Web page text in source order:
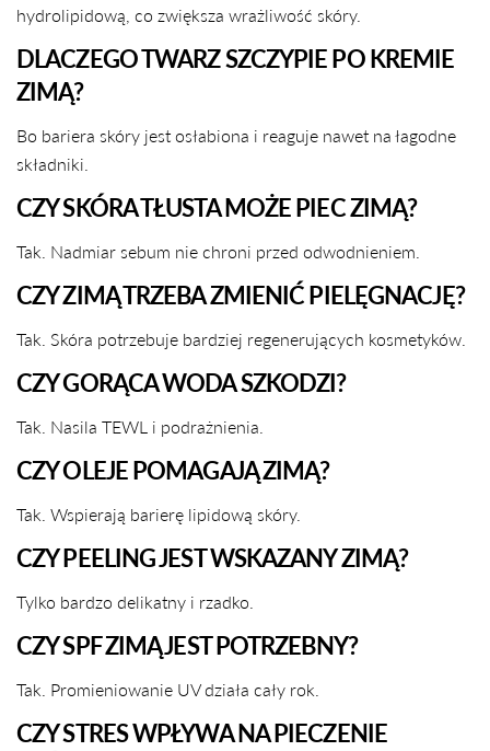
hydrolipidową, co zwiększa wrażliwość skóry.
DLACZEGO TWARZ SZCZYPIE PO KREMIE
ZIMĄ?
Bo bariera skóry jest osłabiona i reaguje nawet na łagodne
składniki.
CZY SKÓRA TŁUSTA MOŻE PIEC ZIMĄ?
Tak. Nadmiar sebum nie chroni przed odwodnieniem.
CZY ZIMĄ TRZEBA ZMIENIĆ PIELĘGNACJĘ?
Tak. Skóra potrzebuje bardziej regenerujących kosmetyków.
CZY GORĄCA WODA SZKODZI?
Tak. Nasila TEWL i podrażnienia.
CZY OLEJE POMAGAJĄ ZIMĄ?
Tak. Wspierają barierę lipidową skóry.
CZY PEELING JEST WSKAZANY ZIMĄ?
Tylko bardzo delikatny i rzadko.
CZY SPF ZIMĄ JEST POTRZEBNY?
Tak. Promieniowanie UV działa cały rok.
CZY STRES WPŁYWA NA PIECZENIE